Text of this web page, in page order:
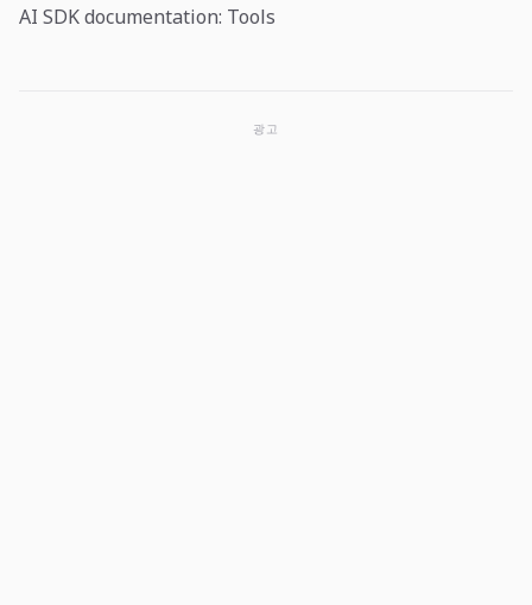
AI SDK documentation: Tools
광고